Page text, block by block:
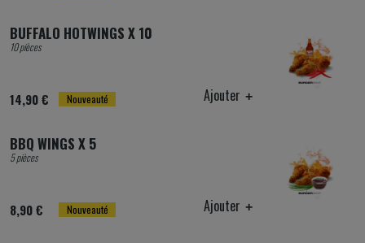
Nouveauté
BUFFALO HOTWINGS X 10
10 pièces
14,90 € Ajouter
Nouveauté
BBQ WINGS X 5
5 pièces
8,90 € Ajouter